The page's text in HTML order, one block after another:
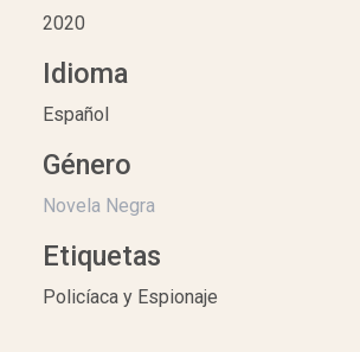
2020
Idioma
Español
Género
Novela Negra
Etiquetas
Policíaca y Espionaje